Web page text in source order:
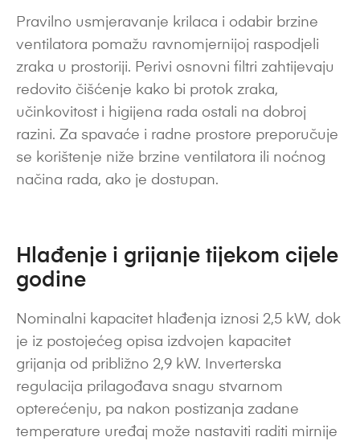
Pravilno usmjeravanje krilaca i odabir brzine
ventilatora pomažu ravnomjernijoj raspodjeli
zraka u prostoriji. Perivi osnovni filtri zahtijevaju
redovito čišćenje kako bi protok zraka,
učinkovitost i higijena rada ostali na dobroj
razini. Za spavaće i radne prostore preporučuje
se korištenje niže brzine ventilatora ili noćnog
načina rada, ako je dostupan.
Hlađenje i grijanje tijekom cijele
godine
Nominalni kapacitet hlađenja iznosi 2,5 kW, dok
je iz postojećeg opisa izdvojen kapacitet
grijanja od približno 2,9 kW. Inverterska
regulacija prilagođava snagu stvarnom
opterećenju, pa nakon postizanja zadane
temperature uređaj može nastaviti raditi mirnije